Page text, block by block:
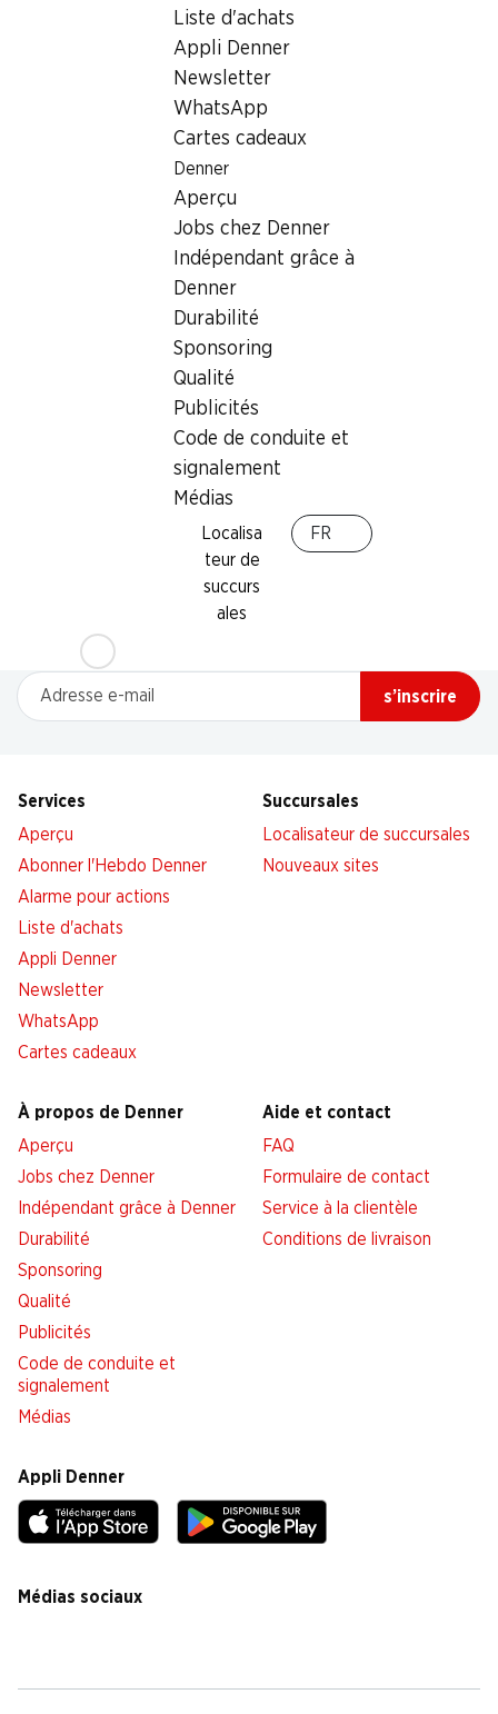
Liste d'achats
Appli Denner
Newsletter
WhatsApp
Cartes cadeaux
Denner
Aperçu
Jobs chez Denner
Indépendant grâce à
Denner
Durabilité
Sponsoring
Qualité
Publicités
Code de conduite et
signalement
Médias
Localisa
teur de
succurs
ales
FR
Retrait d'espèces avec la carte
postale / M-Card
Restez au courant grâce à la newsletter Denner. Inscrivez-
vous maintenant!
Adresse e-mail
s’inscrire
Services
Aperçu
Abonner l'Hebdo Denner
Alarme pour actions
Liste d'achats
Appli Denner
Newsletter
WhatsApp
Cartes cadeaux
Succursales
Localisateur de succursales
Nouveaux sites
À propos de Denner
Aperçu
Jobs chez Denner
Indépendant grâce à Denner
Durabilité
Sponsoring
Qualité
Publicités
Code de conduite et
signalement
Médias
Aide et contact
FAQ
Formulaire de contact
Service à la clientèle
Conditions de livraison
Appli Denner
Médias sociaux